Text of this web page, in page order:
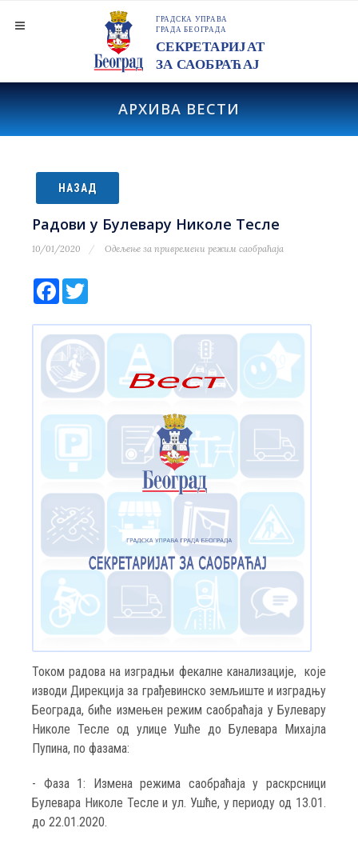
АРХИВА ВЕСТИ
НАЗАД
Радови у Булевару Николе Тесле
10/01/2020 Одељење за привремени режим саобраћаја
Facebook
Током радова на изградњи фекалне канализације, које
изводи Дирекција за грађевинско земљиште и изградњу
Београда, биће измењен режим саобраћаја у Булевару
Николе Тесле од улице Ушће до Булевара Михајла
Пупина, по фазама:
- Фаза 1: Измена режима саобраћаја у раскрсници
Булевара Николе Тесле и ул. Ушће, у периоду од 13.01.
до 22.01.2020.